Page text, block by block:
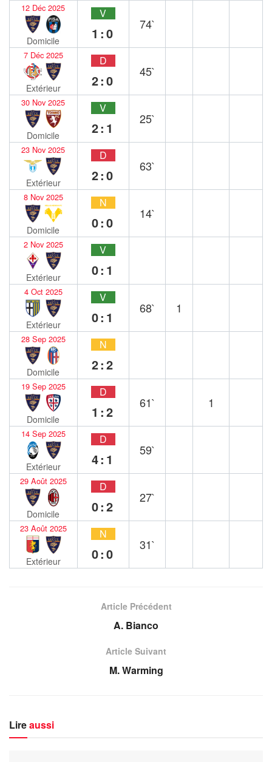
12 Déc 2025
Domicile
V
1:0
74`
7 Déc 2025
Extérieur
D
2:0
45`
30 Nov 2025
Domicile
V
2:1
25`
23 Nov 2025
Extérieur
D
2:0
63`
8 Nov 2025
Domicile
N
0:0
14`
2 Nov 2025
Extérieur
V
0:1
4 Oct 2025
Extérieur
V
0:1
68` 1
28 Sep 2025
Domicile
N
2:2
19 Sep 2025
Domicile
D
1:2
61` 1
14 Sep 2025
Extérieur
D
4:1
59`
29 Août 2025
Domicile
D
0:2
27`
23 Août 2025
Extérieur
N
0:0
31`
Article Précédent
A. Bianco
Article Suivant
M. Warming
Lireaussi